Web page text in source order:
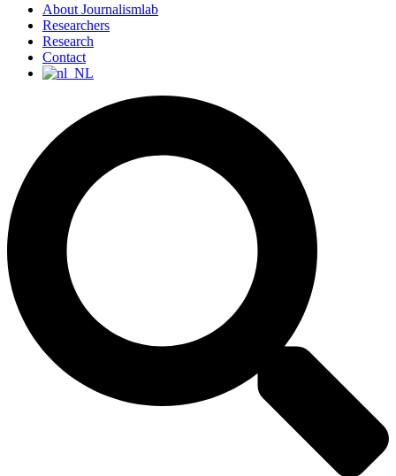
About Journalismlab
Researchers
Research
Contact